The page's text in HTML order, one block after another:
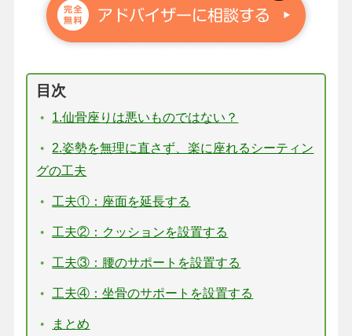
目次
1.仙骨座りは悪いものではない？
2.姿勢を無理に直さず、楽に座れるシーティン
グの工夫
工夫①：座面を延長する
工夫②：クッションを設置する
工夫③：腰のサポートを設置する
工夫④：坐骨のサポートを設置する
まとめ